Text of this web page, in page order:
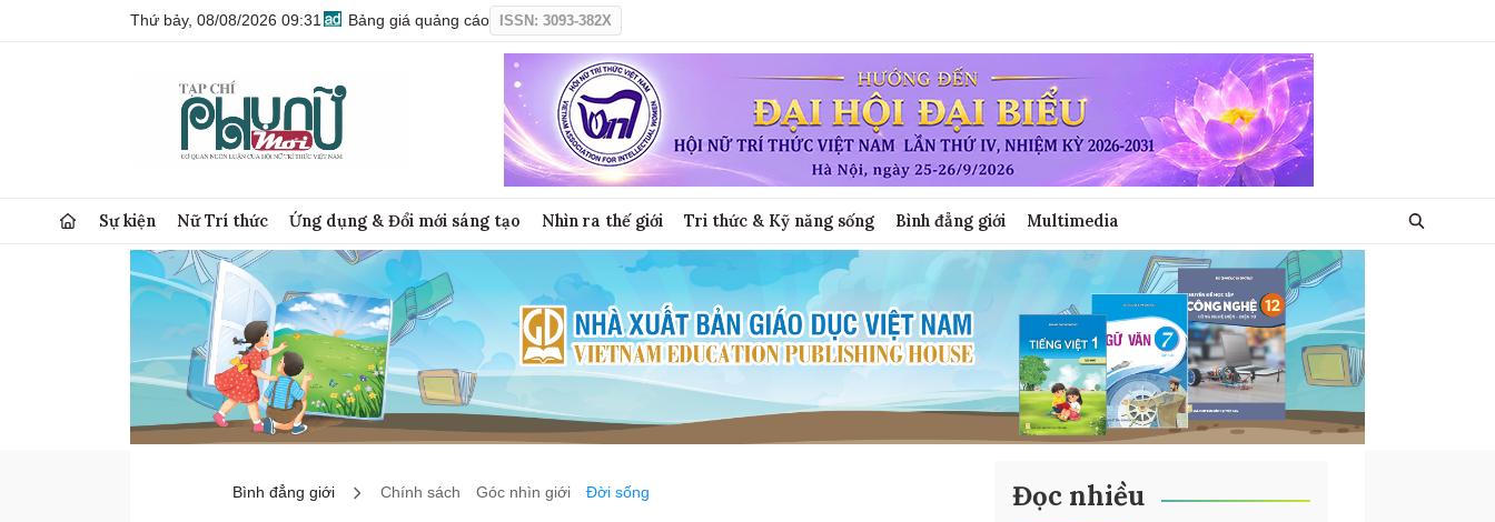
Thứ bảy, 08/08/2026 09:31 Bảng giá quảng cáo ISSN: 3093-382X
Sự kiện Nữ Trí thức Ứng dụng & Đổi mới sáng tạo Nhìn ra thế giới Tri thức & Kỹ năng sống Bình đẳng giới Multimedia
Bình đẳng giới Chính sách Góc nhìn giới Đời sống Đọc nhiều